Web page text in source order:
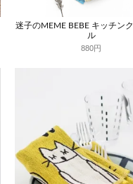
迷子のMEME BEBE キッチン
ル
880円